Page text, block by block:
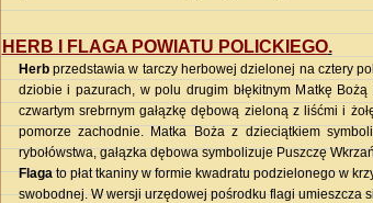
HERB I FLAGA POWIATU POLICKIEGO.
Herbprzedstawia w tarczy herbowej dzielonej na cztery
dziobie i pazurach, w polu drugim błękitnym Matkę
czwartym srebrnym gałązkę dębową zieloną z liśćmi i
pomorze zachodnie. Matka Boża z dzieciątkiem
rybołówstwa, gałązka dębowa symbolizuje Puszczę
Flagato płat tkaniny w formie kwadratu podzielonego w
swobodnej. W wersji urzędowej pośrodku flagi umieszcza